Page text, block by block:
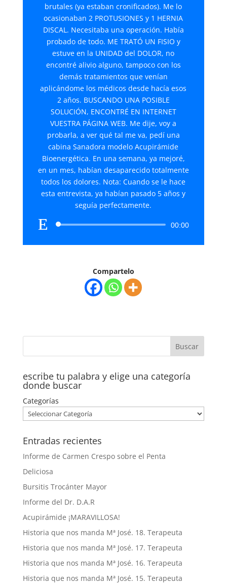
brutales (ya estaban cronificados). Me lo
ocasionaban 2 PROTUSIONES y 1 HERNIA
DISCAL. Necesitaba una operación. Había
probado de todo. ME TRATÓ UN FISIO y
estuve en la UNIDAD del DOLOR, no
encontré alivio alguno, tampoco con los
demás tratamientos que venían
aplicándome los médicos desde hacía esos
2 años. BUSCANDO UNA POSIBLE
SOLUCIÓN, ENCONTRÉ EN INTERNET
VUESTRA PÁGINA WEB. Me dije, voy a
probarla, a ver qué tal me va, pedí una
cabina Sanadora modelo Acupirámide
Bioenergética. En una semana, ya mejoré,
en un mes, habían desaparecido totalmente
todos los dolores. Nota: Cuando se le hace
esta entrevista, ya habían pasado 5 años y
seguía perfectamente.
Reproductor
audio
00:00
Compartelo
escribe tu palabra y elige una categoría
donde buscar
Categorías
Entradas recientes
Informe de Carmen Crespo sobre el Penta
Deliciosa
Bursitis Trocánter Mayor
Informe del Dr. D.A.R
Acupirámide ¡MARAVILLOSA!
Historia que nos manda Mª José. 18. Terapeuta
Historia que nos manda Mª José. 17. Terapeuta
Historia que nos manda Mª José. 16. Terapeuta
Historia que nos manda Mª José. 15. Terapeuta